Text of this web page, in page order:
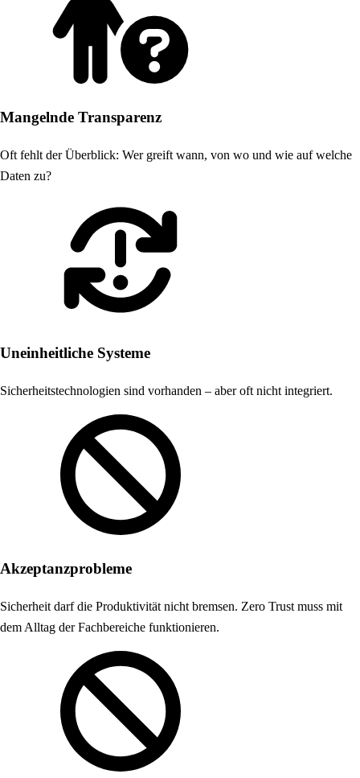
Mangelnde Transparenz
Oft fehlt der Überblick: Wer greift wann, von wo und wie auf welche
Daten zu?
Uneinheitliche Systeme
Sicherheitstechnologien sind vorhanden – aber oft nicht integriert.
Akzeptanzprobleme
Sicherheit darf die Produktivität nicht bremsen. Zero Trust muss mit
dem Alltag der Fachbereiche funktionieren.